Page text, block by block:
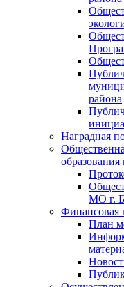
района
Наградная
образования
МО г.
Финансовая
План